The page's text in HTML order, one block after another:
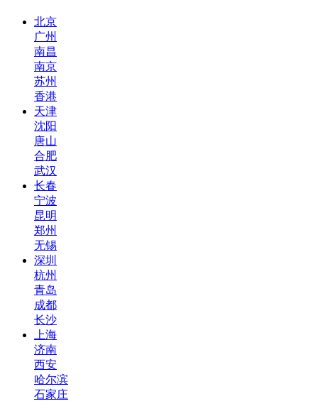
北京
广州
南昌
南京
苏州
香港
天津
沈阳
唐山
合肥
武汉
长春
宁波
昆明
郑州
无锡
深圳
杭州
青岛
成都
长沙
上海
济南
西安
哈尔滨
石家庄